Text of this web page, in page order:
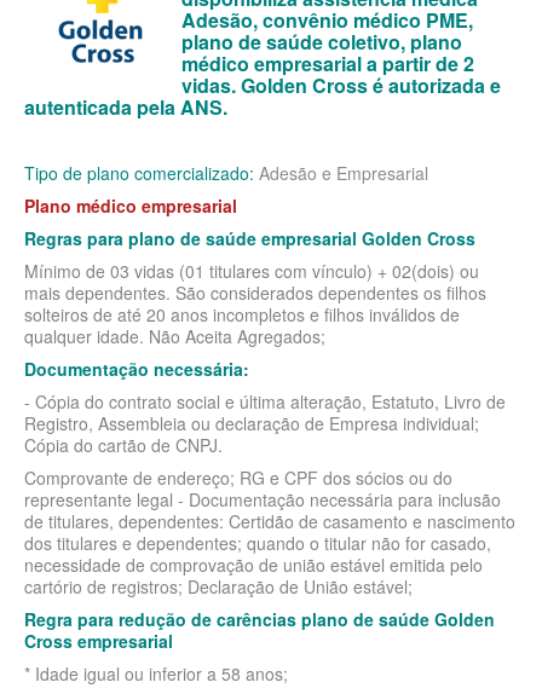
GNDI PLANO DE SAÚDE EMPRESARIAL
INTERCLINICAS PLANO DE SAÚDE EMPRESARIAL
KIPP PLANO DE SAÚDE EMPRESARIAL
MEDICAL HEALTH PLANO DE SAÚDE EMPRESARIAL
MED TOUR PLANO DE SAÚDE EMPRESARIAL
NEXT SEISA PLANO DE SAÚDE EMPRESARIAL
NOTREDAME PLANO DE SAÚDE EMPRESARIAL
ONE HEALTH PLANO DE SAÚDE EMPRESARIAL
PLENA PLANO DE SAÚDE EMPRESARIAL
PORTO SEGURO PLANO DE SAÚDE EMPRESARIAL
SAMED PLANO DE SAÚDE EMPRESARIAL
SANTARIS PLANO DE SAÚDE EMPRESARIAL
PLANO DE SAÚDE INDIVIDUAL
Adesão, convênio médico PME,
plano de saúde coletivo, plano
médico empresarial a partir de 2
vidas. Golden Cross é autorizada e
autenticada pela ANS.
Tipo de plano comercializado: Adesão e Empresarial
Plano médico empresarial
Regras para plano de saúde empresarial Golden Cross
Mínimo de 03 vidas (01 titulares com vínculo) + 02(dois) ou
mais dependentes. São considerados dependentes os filhos
solteiros de até 20 anos incompletos e filhos inválidos de
qualquer idade. Não Aceita Agregados;
Documentação necessária:
- Cópia do contrato social e última alteração, Estatuto, Livro de
Registro, Assembleia ou declaração de Empresa individual;
Cópia do cartão de CNPJ.
Comprovante de endereço; RG e CPF dos sócios ou do
representante legal - Documentação necessária para inclusão
de titulares, dependentes: Certidão de casamento e nascimento
dos titulares e dependentes; quando o titular não for casado,
necessidade de comprovação de união estável emitida pelo
cartório de registros; Declaração de União estável;
Regra para redução de carências plano de saúde Golden
Cross empresarial
* Idade igual ou inferior a 58 anos;